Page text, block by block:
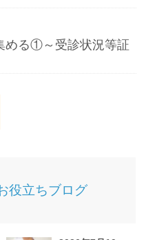
める①～受診状況等証
役立ちブログ